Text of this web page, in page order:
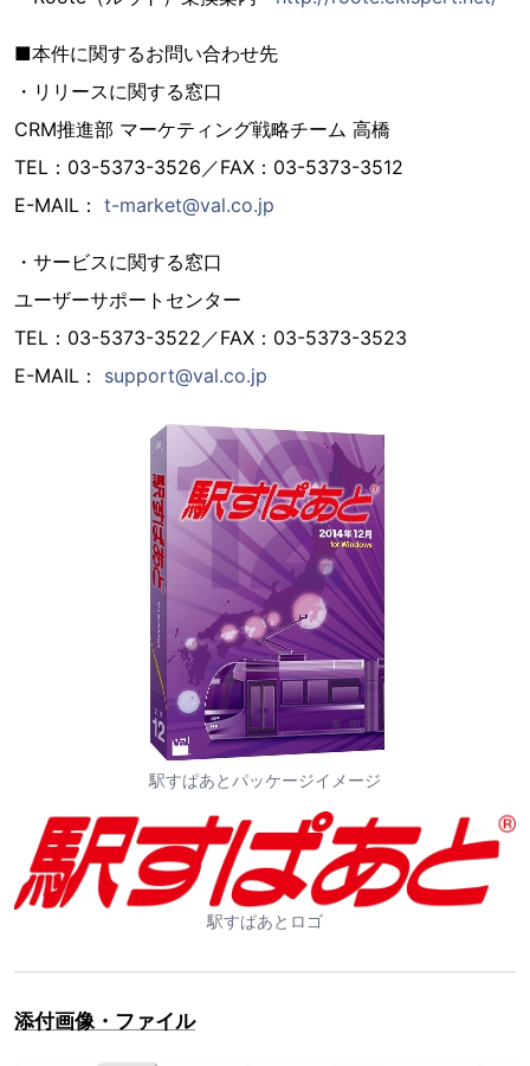
■本件に関するお問い合わせ先
・リリースに関する窓口
CRM推進部 マーケティング戦略チーム 高橋
TEL：03-5373-3526／FAX：03-5373-3512
E-MAIL： t-market@val.co.jp
・サービスに関する窓口
ユーザーサポートセンター
TEL：03-5373-3522／FAX：03-5373-3523
E-MAIL： support@val.co.jp
駅すぱあとパッケージイメージ
駅すぱあとロゴ
添付画像・ファイル